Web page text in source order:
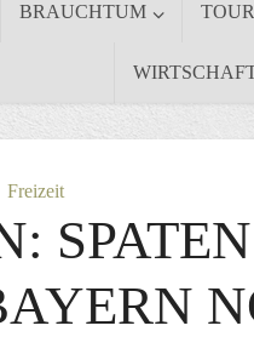
BRAUCHTUM
Freizeit